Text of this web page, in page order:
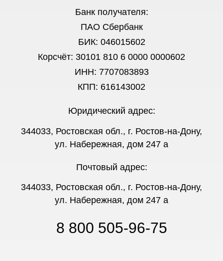
Банк получателя:
ПАО Сбербанк
БИК: 046015602
Корсчёт: 30101 810 6 0000 0000602
ИНН: 7707083893
КПП: 616143002
Юридический адрес:
344033, Ростовская обл., г. Ростов-на-Дону,
ул. Набережная, дом 247 а
Почтовый адрес:
344033, Ростовская обл., г. Ростов-на-Дону,
ул. Набережная, дом 247 а
8 800 505-96-75